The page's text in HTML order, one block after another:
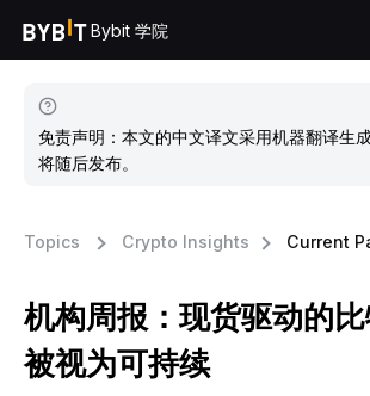
Bybit 学院
免责声明：本文的中文译文采用机器翻译生
将随后发布。
Topics Crypto Insights Current
机构周报：现货驱动的
被视为可持续